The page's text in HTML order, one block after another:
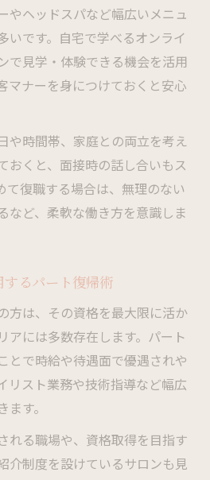
が経験を活かす働き方事例
パート理美容師の働き先選
で無理なく家事と仕事を両
美容師パート職場の特徴
やヘッドスパなど幅広いメニュ
いです。自宅で学べるオンライ
で見学・体験できる機会を活用
マナーを身につけておくと安心
や時間帯、家庭との両立を考え
おくと、面接時の話し合いもス
て復職する場合は、無理のない
など、柔軟な働き方を意識しま
るパート復帰術
方は、その資格を最大限に活か
アには多数存在します。パート
とで時給や待遇面で優遇されや
リスト業務や技術指導など幅広
す。
れる職場や、資格取得を目指す
介制度を設けているサロンも見